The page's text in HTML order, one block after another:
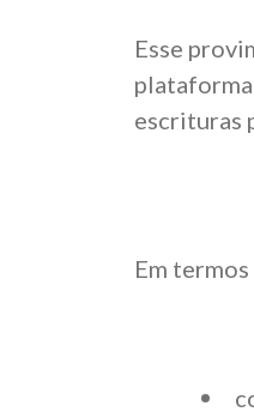
Esse
escrituras
Em